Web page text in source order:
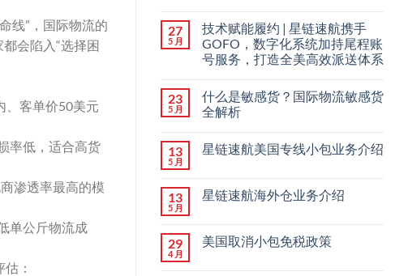
线”，国际物流的
会陷入“选择困
、客单价50美元
率低，适合高货
渗透率最高的模
单公斤物流成
：
27
5 月
技术赋能履约 | 星链速航携手
GOFO，数字化系统加持尾程账
号服务，打造全美高效派送体系
23
5 月
什么是敏感货？国际物流敏感货
全解析
13
5 月
星链速航美国专线小包业务介绍
13
5 月
星链速航海外仓业务介绍
29
4 月
美国取消小包免税政策